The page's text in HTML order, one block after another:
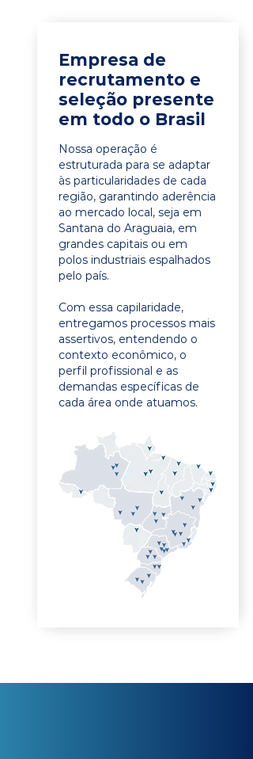
Empresa de
recrutamento e
seleção presente
em todo o Brasil
Nossa operação é
estruturada para se adaptar
às particularidades de cada
região, garantindo aderência
ao mercado local, seja em
Santana do Araguaia, em
grandes capitais ou em
polos industriais espalhados
pelo país.
Com essa capilaridade,
entregamos processos mais
assertivos, entendendo o
contexto econômico, o
perfil profissional e as
demandas específicas de
cada área onde atuamos.